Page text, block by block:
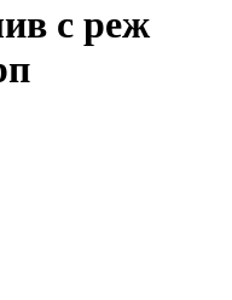
с реж